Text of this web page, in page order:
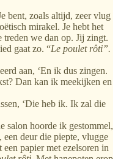
bent, zoals altijd, zeer vlug
mirakel. Je hebt het
treden we dan op. Jij zingt.
gaat zo. “Le poulet rôti”.
aan, ‘En ik dus zingen.
Dan kan ik meekijken en
‘Die heb ik. Ik zal die
salon hoorde ik gestommel,
deur die piepte, vlugge
papier met ezelsoren in